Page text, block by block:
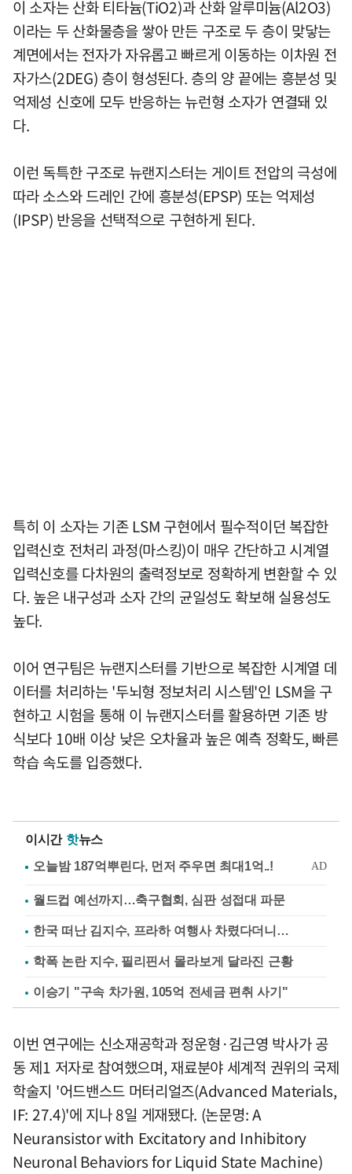
이 소자는 산화 티타늄(TiO2)과 산화 알루미늄(Al2O3)
이라는 두 산화물층을 쌓아 만든 구조로 두 층이 맞닿는
계면에서는 전자가 자유롭고 빠르게 이동하는 이차원 전
자가스(2DEG) 층이 형성된다. 층의 양 끝에는 흥분성 및
억제성 신호에 모두 반응하는 뉴런형 소자가 연결돼 있
다.
이런 독특한 구조로 뉴랜지스터는 게이트 전압의 극성에
따라 소스와 드레인 간에 흥분성(EPSP) 또는 억제성
(IPSP) 반응을 선택적으로 구현하게 된다.
특히 이 소자는 기존 LSM 구현에서 필수적이던 복잡한
입력신호 전처리 과정(마스킹)이 매우 간단하고 시계열
입력신호를 다차원의 출력정보로 정확하게 변환할 수 있
다. 높은 내구성과 소자 간의 균일성도 확보해 실용성도
높다.
이어 연구팀은 뉴랜지스터를 기반으로 복잡한 시계열 데
이터를 처리하는 '두뇌형 정보처리 시스템'인 LSM을 구
현하고 시험을 통해 이 뉴랜지스터를 활용하면 기존 방
식보다 10배 이상 낮은 오차율과 높은 예측 정확도, 빠른
학습 속도를 입증했다.
이시간 핫뉴스
월드컵 예선까지…축구협회, 심판 성접대 파문
한국 떠난 김지수, 프라하 여행사 차렸다더니…
학폭 논란 지수, 필리핀서 몰라보게 달라진 근황
이승기 "구속 차가원, 105억 전세금 편취 사기"
이번 연구에는 신소재공학과 정운형·김근영 박사가 공
동 제1 저자로 참여했으며, 재료분야 세계적 권위의 국제
학술지 '어드밴스드 머터리얼즈(Advanced Materials,
IF: 27.4)'에 지나 8일 게재됐다. (논문명: A
Neuransistor with Excitatory and Inhibitory
Neuronal Behaviors for Liquid State Machine)